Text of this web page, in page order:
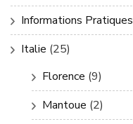
Informations Pratiques
Italie (25)
Florence (9)
Mantoue (2)